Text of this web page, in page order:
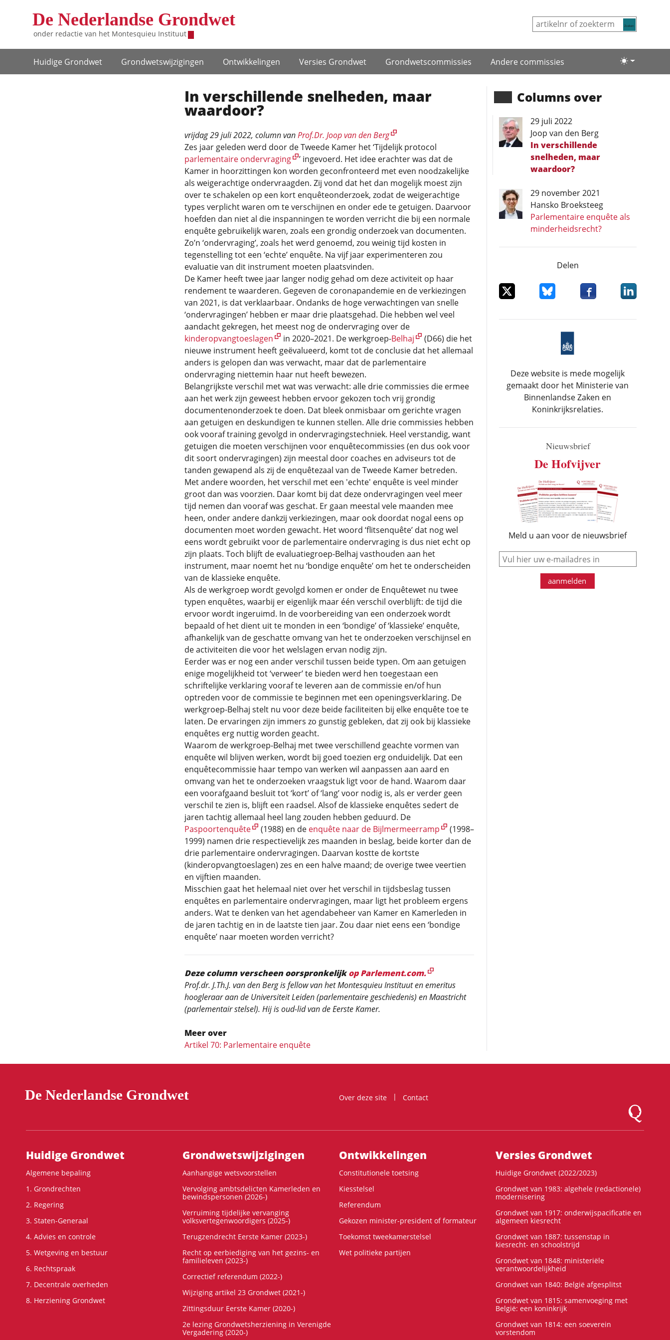
De Nederlandse Grondwet
onder redactie van het Montesquieu Instituut
Lichte/
Hoofdnavigatie
Huidige Grondwet Grondwets­wijzigingen Ontwikke­lingen Versies Grondwet Grondwets­commissies Andere commissies
In verschillende snelheden, maar
waardoor?
vrijdag 29 juli 2022, column vanProf.Dr. Joop van den Berg
Zes jaar geleden werd door de Tweede Kamer het ‘Tijdelijk protocol
parlementaire ondervraging
’ ingevoerd. Het idee erachter was dat de
Kamer in hoorzittingen kon worden geconfronteerd met even noodzakelijke
als weigerachtige ondervraagden. Zij vond dat het dan mogelijk moest zijn
over te schakelen op een kort enquêteonderzoek, zodat de weigerachtige
types verplicht waren om te verschijnen en onder ede te getuigen. Daarvoor
hoefden dan niet al die inspanningen te worden verricht die bij een normale
enquête gebruikelijk waren, zoals een grondig onderzoek van documenten.
Zo’n ‘ondervraging’, zoals het werd genoemd, zou weinig tijd kosten in
tegenstelling tot een ‘echte’ enquête. Na vijf jaar experimenteren zou
evaluatie van dit instrument moeten plaatsvinden.
De Kamer heeft twee jaar langer nodig gehad om deze activiteit op haar
rendement te waarderen. Gegeven de coronapandemie en de verkiezingen
van 2021, is dat verklaarbaar. Ondanks de hoge verwachtingen van snelle
‘ondervragingen’ hebben er maar drie plaatsgehad. Die hebben wel veel
aandacht gekregen, het meest nog de ondervraging over de
kinderopvangtoeslagen
in 2020–2021. De werkgroep-Belhaj
(D66) die het
nieuwe instrument heeft geëvalueerd, komt tot de conclusie dat het allemaal
anders is gelopen dan was verwacht, maar dat de parlementaire
ondervraging niettemin haar nut heeft bewezen.
Belangrijkste verschil met wat was verwacht: alle drie commissies die ermee
aan het werk zijn geweest hebben ervoor gekozen toch vrij grondig
documentenonderzoek te doen. Dat bleek onmisbaar om gerichte vragen
aan getuigen en deskundigen te kunnen stellen. Alle drie commissies hebben
ook vooraf training gevolgd in ondervragingstechniek. Heel verstandig, want
getuigen die moeten verschijnen voor enquêtecommissies (en dus ook voor
dit soort ondervragingen) zijn meestal door coaches en adviseurs tot de
tanden gewapend als zij de enquêtezaal van de Tweede Kamer betreden.
Met andere woorden, het verschil met een 'echte' enquête is veel minder
groot dan was voorzien. Daar komt bij dat deze ondervragingen veel meer
tijd nemen dan vooraf was geschat. Er gaan meestal vele maanden mee
heen, onder andere dankzij verkiezingen, maar ook doordat nogal eens op
documenten moet worden gewacht. Het woord ‘flitsenquête’ dat nog wel
eens wordt gebruikt voor de parlementaire ondervraging is dus niet echt op
zijn plaats. Toch blijft de evaluatiegroep-Belhaj vasthouden aan het
instrument, maar noemt het nu ‘bondige enquête’ om het te onderscheiden
van de klassieke enquête.
Als de werkgroep wordt gevolgd komen er onder de Enquêtewet nu twee
typen enquêtes, waarbij er eigenlijk maar één verschil overblijft: de tijd die
ervoor wordt ingeruimd. In de voorbereiding van een onderzoek wordt
bepaald of het dient uit te monden in een ‘bondige’ of ‘klassieke’ enquête,
afhankelijk van de geschatte omvang van het te onderzoeken verschijnsel en
de activiteiten die voor het welslagen ervan nodig zijn.
Eerder was er nog een ander verschil tussen beide typen. Om aan getuigen
enige mogelijkheid tot ‘verweer’ te bieden werd hen toegestaan een
schriftelijke verklaring vooraf te leveren aan de commissie en/of hun
optreden voor de commissie te beginnen met een openingsverklaring. De
werkgroep-Belhaj stelt nu voor deze beide faciliteiten bij elke enquête toe te
laten. De ervaringen zijn immers zo gunstig gebleken, dat zij ook bij klassieke
enquêtes erg nuttig worden geacht.
Waarom de werkgroep-Belhaj met twee verschillend geachte vormen van
enquête wil blijven werken, wordt bij goed toezien erg onduidelijk. Dat een
enquêtecommissie haar tempo van werken wil aanpassen aan aard en
omvang van het te onderzoeken vraagstuk ligt voor de hand. Waarom daar
een voorafgaand besluit tot ‘kort’ of ‘lang’ voor nodig is, als er verder geen
verschil te zien is, blijft een raadsel. Alsof de klassieke enquêtes sedert de
jaren tachtig allemaal heel lang zouden hebben geduurd. De
Paspoortenquête
(1988) en de enquête naar de Bijlmermeerramp
(1998–
1999) namen drie respectievelijk zes maanden in beslag, beide korter dan de
drie parlementaire ondervragingen. Daarvan kostte de kortste
(kinderopvangtoeslagen) zes en een halve maand; de overige twee veertien
en vijftien maanden.
Misschien gaat het helemaal niet over het verschil in tijdsbeslag tussen
enquêtes en parlementaire ondervragingen, maar ligt het probleem ergens
anders. Wat te denken van het agendabeheer van Kamer en Kamerleden in
de jaren tachtig en in de laatste tien jaar. Zou daar niet eens een ‘bondige
enquête’ naar moeten worden verricht?
Deze column verscheen oorspronkelijkop Parlement.com.
Prof.dr. J.Th.J. van den Berg is fellow van het Montesquieu Instituut en emeritus
hoogleraar aan de Universiteit Leiden (parlementaire geschiedenis) en Maastricht
(parlementair stelsel). Hij is oud-lid van de Eerste Kamer.
Meer over
Artikel 70: Parlementaire enquête
Columns over
29 juli 2022
Joop van den Berg
In verschillende
snelheden, maar
waardoor?
29 november 2021
Hansko Broeksteeg
Parlementaire enquête als
minderheidsrecht?
Delen
Deel dit item op XDeel dit item op Bluesky
Deel dit item op
Deel dit
Deze website is mede mogelijk
gemaakt door het Ministerie van
Binnenlandse Zaken en
Koninkrijksrelaties.
Nieuwsbrief
De Hofvijver
Meld u aan voor de nieuwsbrief
e-mail
aanmelden
De Nederlandse Grondwet Over deze site
Contact
Logo
Hoofdnavigatie
Huidige Grondwet
Algemene bepaling
1. Grondrechten
2. Regering
3. Staten-Generaal
4. Advies en controle
5. Wetgeving en bestuur
6. Rechtspraak
7. Decentrale overheden
8. Herziening Grondwet
Grondwets­wijzigingen
Aanhangige wetsvoorstellen
Vervolging ambtsdelicten Kamerleden en
bewindspersonen (2026-)
Verruiming tijdelijke vervanging
volksvertegenwoordigers (2025-)
Terugzendrecht Eerste Kamer (2023-)
Recht op eerbiediging van het gezins- en
familieleven (2023-)
Correctief referendum (2022-)
Wijziging artikel 23 Grondwet (2021-)
Zittingsduur Eerste Kamer (2020-)
2e lezing Grondwetsherziening in Verenigde
Vergadering (2020-)
Ontwikke­lingen
Constitutionele toetsing
Kiesstelsel
Referendum
Gekozen minister-president of formateur
Toekomst tweekamerstelsel
Wet politieke partijen
Versies Grondwet
Huidige Grondwet (2022/2023)
Grondwet van 1983: algehele (redactionele)
modernisering
Grondwet van 1917: onderwijspacificatie en
algemeen kiesrecht
Grondwet van 1887: tussenstap in
kiesrecht- en schoolstrijd
Grondwet van 1848: ministeriële
verantwoordelijkheid
Grondwet van 1840: België afgesplitst
Grondwet van 1815: samenvoeging met
België: een koninkrijk
Grondwet van 1814: een soeverein
vorstendom